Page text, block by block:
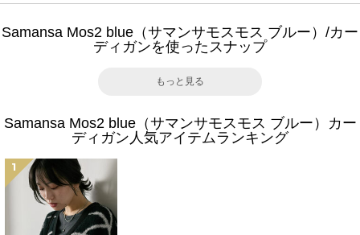
Samansa Mos2 blue（サマンサモスモス ブルー）/カー
ディガンを使ったスナップ
もっと見る
Samansa Mos2 blue（サマンサモスモス ブルー）カー
ディガン人気アイテムランキング
1